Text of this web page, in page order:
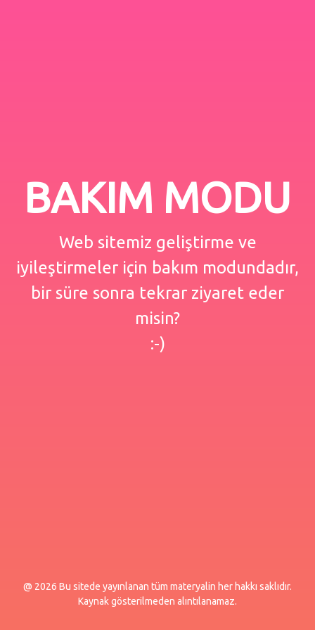
BAKIM MODU
Web sitemiz geliştirme ve
iyileştirmeler için bakım modundadır,
bir süre sonra tekrar ziyaret eder
misin?
:-)
@ 2026 Bu sitede yayınlanan tüm materyalin her hakkı saklıdır.
Kaynak gösterilmeden alıntılanamaz.